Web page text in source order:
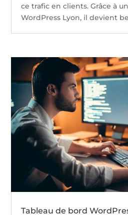
ce trafic en clients. Grâce à
WordPress Lyon, il devient
Tableau de bord